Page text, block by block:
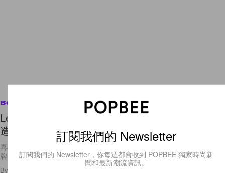
Beauty
Les Merveilleuses LADURÉE 又有新胭脂推出！打
造持久自然的胭脂妝容就靠它了！
喜歡用胭脂的女生，相信必定知道 Les Merveilleuses LADURÉE 這個品
牌，他們家的花瓣胭脂絕對是俘虜每個少女心的武器！繼之前品牌推出 6
By Crystal Chan/2018年7月26日 22
訂閱我們的 Newsletter
訂閱我們的 Newsletter，你每週都會收到 POPBEE 獨家時尚新
聞和最新潮流資訊。